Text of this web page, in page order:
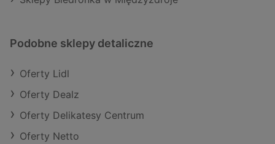
Podobne sklepy detaliczne
Oferty Lidl
Oferty Dealz
Oferty Delikatesy Centrum
Oferty Netto